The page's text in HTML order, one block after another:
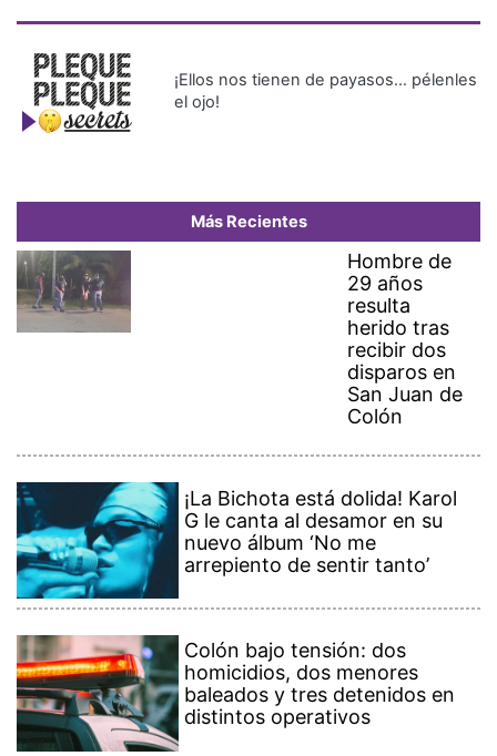
¡Ellos nos tienen de payasos… pélenles
el ojo!
Más Recientes
Hombre de
29 años
resulta
herido tras
recibir dos
disparos en
San Juan de
Colón
¡La Bichota está dolida! Karol
G le canta al desamor en su
nuevo álbum ‘No me
arrepiento de sentir tanto’
Colón bajo tensión: dos
homicidios, dos menores
baleados y tres detenidos en
distintos operativos